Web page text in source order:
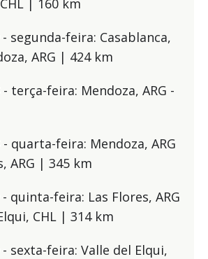
| 160 km
segunda-feira: Casablanca,
ARG | 424 km
- terça-feira: Mendoza, ARG -
- quarta-feira: Mendoza, ARG
ARG | 345 km
quinta-feira: Las Flores, ARG
CHL | 314 km
- sexta-feira: Valle del Elqui,